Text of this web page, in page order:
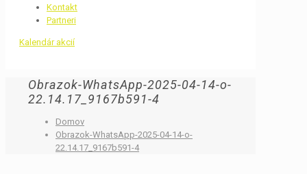
Kontakt
Partneri
Kalendár akcií
Obrazok-WhatsApp-2025-04-14-o-
22.14.17_9167b591-4
Domov
Obrazok-WhatsApp-2025-04-14-o-
22.14.17_9167b591-4